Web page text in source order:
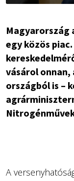
Magyarország
egy közös
vásárol onnan,
országból is –
A